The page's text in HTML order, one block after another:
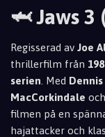
🦈 Jaws 3
Regisserad av Joe
thrillerfilm från
serien . Med
MacCorkindale och
filmen på en
hajattacker och